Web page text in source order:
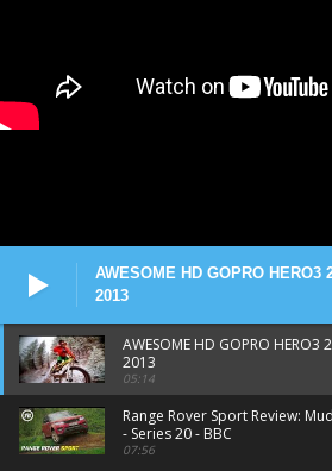
AWESOME HD GOPRO
2013
AWESOME HD GOPRO
2013
05:14
Range Rover Sport Review:
- Series 20 - BBC
07:56